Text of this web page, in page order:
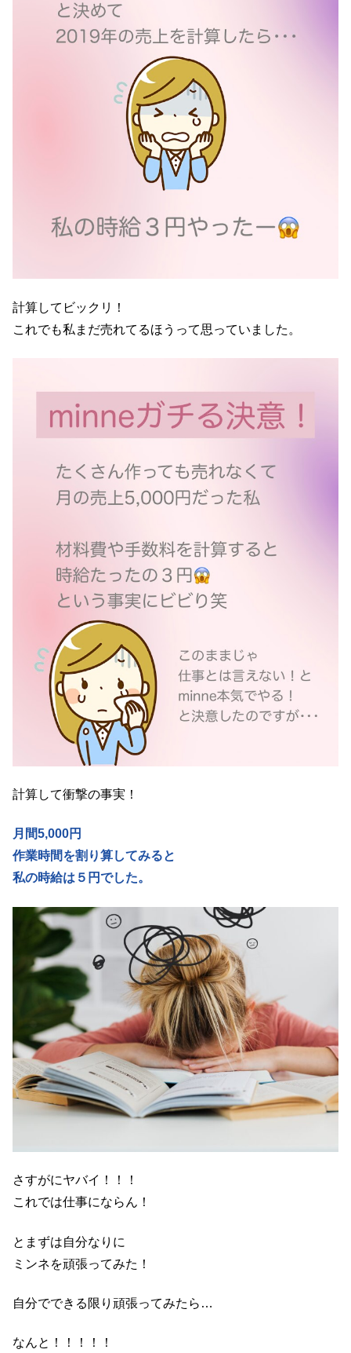
計算してビックリ！
これでも私まだ売れてるほうって思っていました。
計算して衝撃の事実！
月間5,000円
作業時間を割り算してみると
私の時給は５円でした。
さすがにヤバイ！！！
これでは仕事にならん！
とまずは自分なりに
ミンネを頑張ってみた！
自分でできる限り頑張ってみたら…
なんと！！！！！